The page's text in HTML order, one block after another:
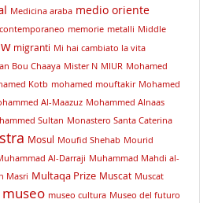
Medicina araba medio oriente
memorie metalli Middle
migranti Mi hai cambiato la vita
Bou Chaaya Mister N MIUR Mohamed
Kotb mohamed mouftakir Mohamed
Al-Maazuz Mohammed Alnaas
Sultan Monastero Santa Caterina
Mosul Moufid Shehab Mourid
Al-Darraji Muhammad Mahdi al-
Masri Multaqa Prize Muscat Muscat
museo museo cultura Museo del futuro